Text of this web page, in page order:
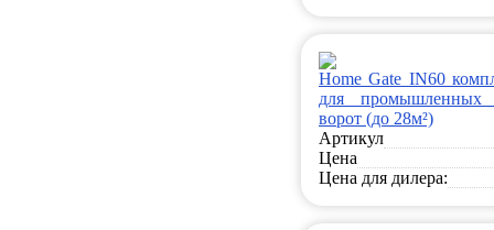
Home Gate IN60
для промышленных
ворот (до 28м²)
Артикул
Цена
Цена для дилера: